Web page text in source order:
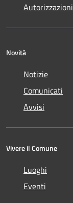
Autorizzazioni
Novità
Notizie
Comunicati
Avvisi
Vivere il Comune
Luoghi
Eventi